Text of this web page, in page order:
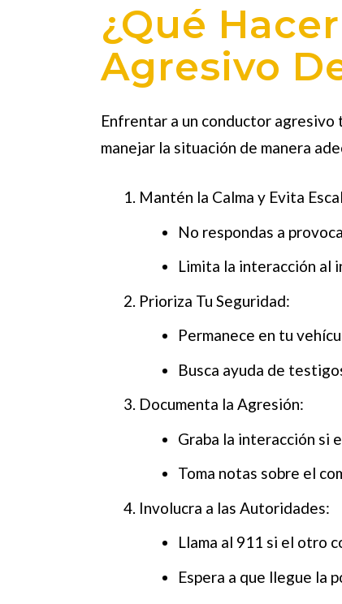
¿Qué
Agresivo
Enfrentar a un conductor
manejar la situación de manera
Mantén la Calma y Evita
No respondas a
Limita la interacción al
Prioriza Tu Seguridad:
Permanece en tu
Busca ayuda de
Documenta la Agresión:
Graba la interacción si
Toma notas sobre el
Involucra a las Autoridades:
Llama al 911 si el otro
Espera a que llegue la